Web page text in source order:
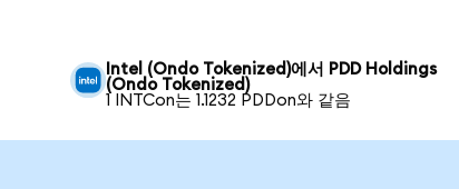
Intel (Ondo Tokenized)에서 PDD Holdings
(Ondo Tokenized)
1 INTCon는 1.1232 PDDon와 같음